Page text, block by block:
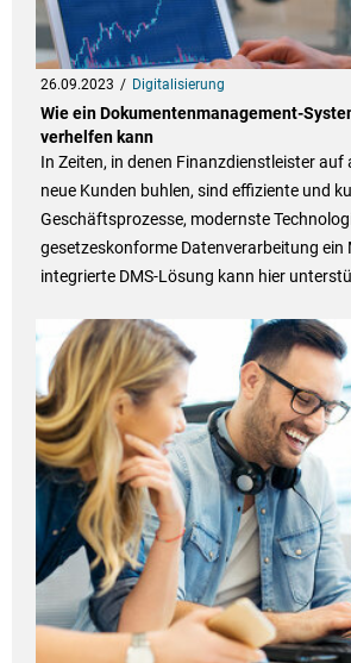
26.09.2023 Digitalisierung
Wie ein Dokumentenmanagement-
verhelfen kann
In Zeiten, in denen Finanzdienstleister auf
neue Kunden buhlen, sind effiziente und
Geschäftsprozesse, modernste
gesetzeskonforme Datenverarbeitung ein
integrierte DMS-Lösung kann hier